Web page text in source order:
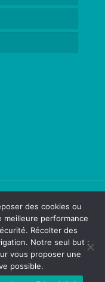
de Bressieux.
des cookies ou
performance
Récolter des
Notre seul but :
vous proposer une
possible.